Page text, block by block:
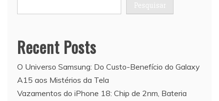
Pesquisar
Recent Posts
O Universo Samsung: Do Custo-Benefício do Galaxy
A15 aos Mistérios da Tela
Vazamentos do iPhone 18: Chip de 2nm, Bateria